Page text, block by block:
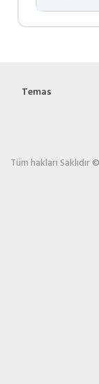
Temas
Tüm hakları